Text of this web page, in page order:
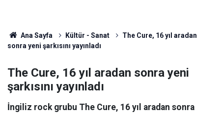
Ana Sayfa Kültür - Sanat
The Cure, 16 yıl aradan
sonra yeni şarkısını yayınladı
The Cure, 16 yıl aradan sonra yeni
şarkısını yayınladı
İngiliz rock grubu The Cure, 16 yıl aradan sonra